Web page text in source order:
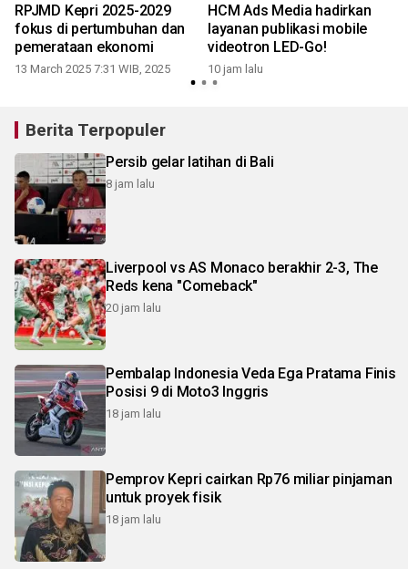
RPJMD Kepri 2025-2029
fokus di pertumbuhan dan
pemerataan ekonomi
13 March 2025 7:31 WIB, 2025
HCM Ads Media hadirkan
layanan publikasi mobile
videotron LED-Go!
10 jam lalu
Berita Terpopuler
Persib gelar latihan di Bali
8 jam lalu
Liverpool vs AS Monaco berakhir 2-3, The
Reds kena "Comeback"
20 jam lalu
Pembalap Indonesia Veda Ega Pratama Finis
Posisi 9 di Moto3 Inggris
18 jam lalu
Pemprov Kepri cairkan Rp76 miliar pinjaman
untuk proyek fisik
18 jam lalu